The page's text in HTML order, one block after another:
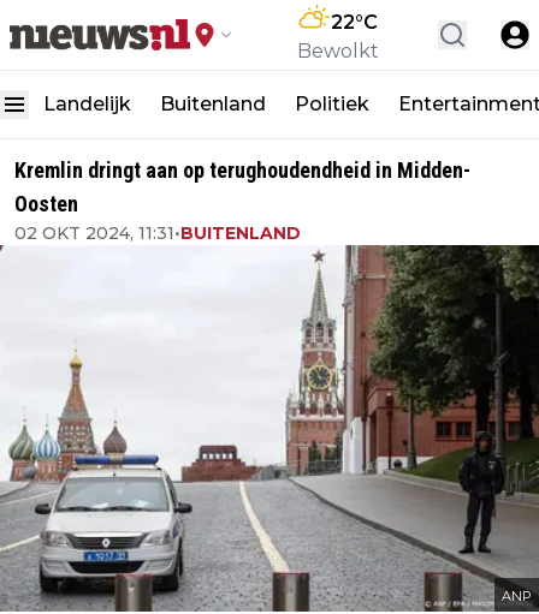
22°C
Bewolkt
Landelijk Buitenland Politiek
Kremlin dringt aan op terughoudendheid in Midden-
Oosten
02 OKT 2024, 11:31•BUITENLAND
ANP